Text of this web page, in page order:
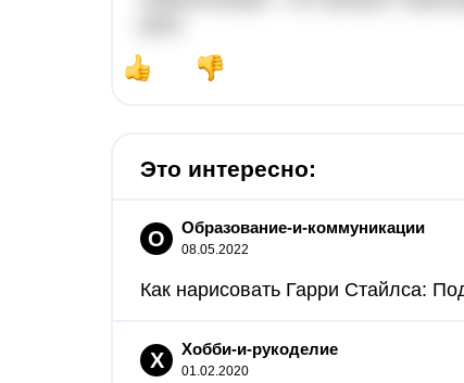
Это интересно:
О Образование-и-коммуникации
08.05.2022
Как нарисовать Гарри Стайлса:
Х Хобби-и-рукоделие
01.02.2020